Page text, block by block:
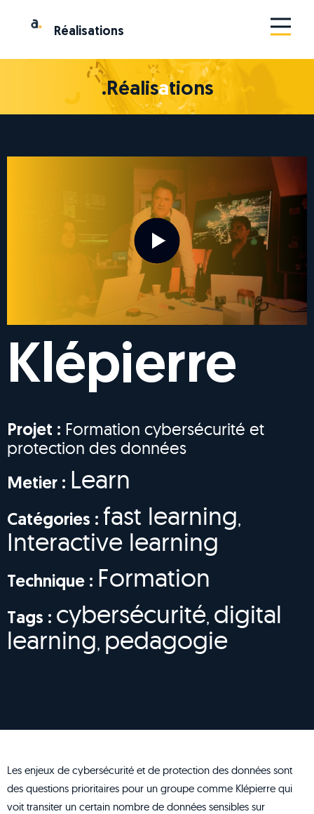
Réalisations
.Réalisations
Klépierre
Projet : Formation cybersécurité et
protection des données
Metier : Learn
Catégories : fast learning,
Interactive learning
Technique : Formation
Tags : cybersécurité, digital
learning, pedagogie
Les enjeux de cybersécurité et de protection des données sont
des questions prioritaires pour un groupe comme Klépierre qui
voit transiter un certain nombre de données sensibles sur